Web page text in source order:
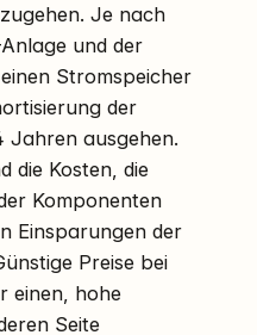
Je nach
und der
Stromspeicher
der
Jahren ausgehen.
die Kosten, die
Komponenten
Einsparungen der
Preise bei
einen, hohe
Seite